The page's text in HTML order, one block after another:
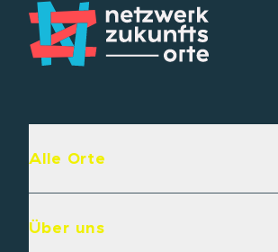
Alle Orte
Über uns